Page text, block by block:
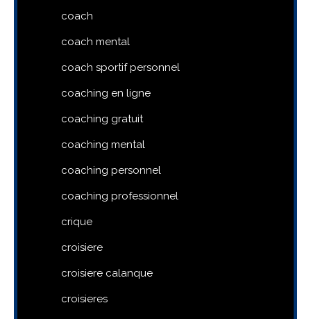
coach
coach mental
coach sportif personnel
coaching en ligne
coaching gratuit
coaching mental
coaching personnel
coaching professionnel
crique
croisiere
croisiere calanque
croisieres